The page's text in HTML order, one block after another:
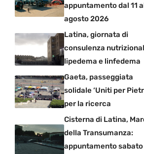
appuntamento dal 11
agosto 2026
Latina, giornata di
consulenza
lipedema e linfedema
Gaeta, passeggiata
solidale ‘Uniti per
per la ricerca
Cisterna di Latina,
della Transumanza:
appuntamento sabato